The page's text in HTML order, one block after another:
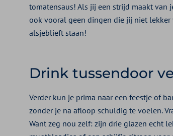
tomatensaus! Als jij een strijd maakt van
ook vooral geen dingen die jij niet lekker
alsjeblieft staan!
Drink tussendoor
Verder kun je prima naar een feestje of
zonder je na afloop schuldig te voelen.
Want zeg nou zelf: zijn drie glazen echt